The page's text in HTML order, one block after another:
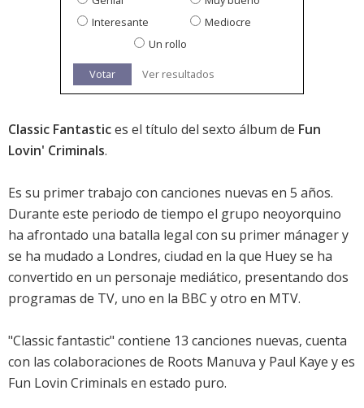
Interesante
Mediocre
Un rollo
Votar Ver resultados
Classic Fantastices el título del sexto álbum de Fun
Lovin' Criminals.
Es su primer trabajo con canciones nuevas en 5 años.
Durante este periodo de tiempo el grupo neoyorquino
ha afrontado una batalla legal con su primer mánager y
se ha mudado a Londres, ciudad en la que Huey se ha
convertido en un personaje mediático, presentando dos
programas de TV, uno en la BBC y otro en MTV.
"Classic fantastic" contiene 13 canciones nuevas, cuenta
con las colaboraciones de Roots Manuva y Paul Kaye y es
Fun Lovin Criminals en estado puro.